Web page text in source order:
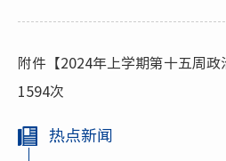
附件【2024年上学期第十五周
1594次
热点新闻